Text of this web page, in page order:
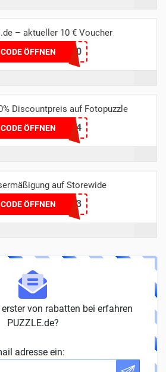
– aktueller 10 € Voucher
CODE ÖFFNENPUZZLE10
Discountpreis auf Fotopuzzle
CODE ÖFFNEN
MEINPUZZLE24
auf Storewide
CODE ÖFFNENpuz2023
von rabatten bei erfahren
PUZZLE.de?
adresse ein: